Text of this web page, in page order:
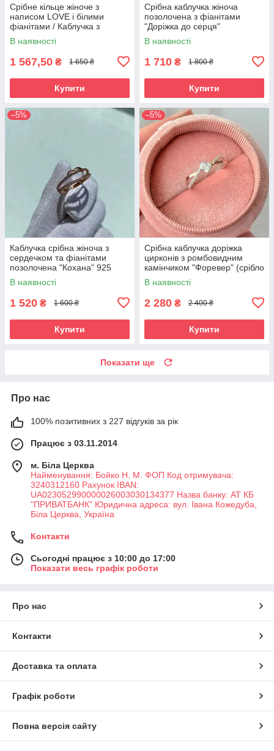
Срібне кільце жіноче з
написом LOVE і білими
фіанітами / Каблучка з
сердечком для дівчини
В наявності
1 567,50 ₴ 1 650 ₴
Купити
Срібна каблучка жіноча
позолочена з фіанітами
"Доріжка до серця"
Незвичайний перстень срібло
925 проби
В наявності
1 710 ₴ 1 800 ₴
Купити
–5%
Каблучка срібна жіноча з
сердечком та фіанітами
позолочена "Кохана" 925
проби
В наявності
1 520 ₴ 1 600 ₴
Купити
–5%
Срібна каблучка доріжка
цирконів з ромбовидним
камінчиком "Форевер" (срібло
925, золото 375 проби)
В наявності
2 280 ₴ 2 400 ₴
Купити
Показати ще
Про нас
100% позитивних з 227 відгуків за рік
Працює з 03.11.2014
м. Біла Церква
Найменування: Бойко Н. М. ФОП Код отримувача:
3240312160 Рахунок IBAN:
UA023052990000026003030134377 Назва банку: АТ КБ
"ПРИВАТБАНК" Юридична адреса: вул. Івана Кожедуба,
Біла Церква, Україна
Контакти
Сьогодні працює з 10:00 до 17:00
Показати весь графік роботи
Про нас
Контакти
Доставка та оплата
Графік роботи
Повна версія сайту